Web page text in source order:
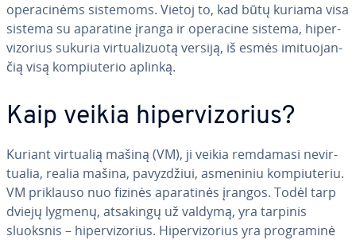
ope­ra­ci­nėms sistemoms. Vietoj to, kad būtų kuriama visa
sistema su aparatine įranga ir operacine sistema, hi­per­
vi­zo­rius sukuria vir­tu­ali­zuo­tą versiją, iš esmės imi­tuo­jan­
čią visą kom­piu­te­rio aplinką.
Kaip veikia hi­per­vi­zo­rius?
Kuriant virtualią mašiną (VM), ji veikia remdamasi ne­vir­
tu­alia, realia mašina, pa­vyz­džiui, asmeniniu kom­piu­te­riu.
VM priklauso nuo fizinės apa­ra­ti­nės įrangos. Todėl tarp
dviejų lygmenų, atsakingų už valdymą, yra tarpinis
sluoksnis – hi­per­vi­zo­rius. Hi­per­vi­zo­rius yra prog­ra­mi­nė